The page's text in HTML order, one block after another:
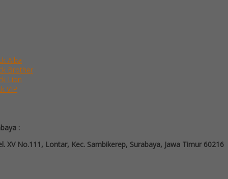
Alba
Brother
Lion
VIP
:
XV No.111, Lontar, Kec. Sambikerep, Surabaya, Jawa Timur 60216